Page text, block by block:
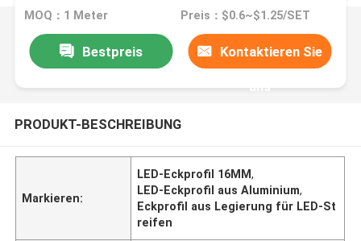
MOQ：1 Meter Preis：$0.6~$1.25/SET
Bestpreis Kontaktieren Sie
uns
PRODUKT-BESCHREIBUNG
Markieren:
LED-Eckprofil 16MM,
LED-Eckprofil aus Aluminium,
Eckprofil aus Legierung für LED-St
reifen